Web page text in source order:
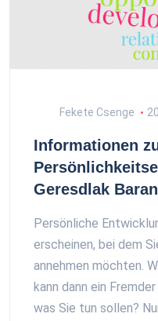
Fekete Csenge
Informationen
Geresdlak
Persönliche
erscheinen, bei dem
annehmen möchten.
kann dann ein
was Sie tun sollen?